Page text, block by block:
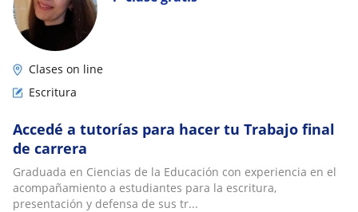
Clases on line
Escritura
Accedé a tutorías para hacer tu Trabajo final
de carrera
Graduada en Ciencias de la Educación con experiencia en el
acompañamiento a estudiantes para la escritura,
presentación y defensa de sus tr...